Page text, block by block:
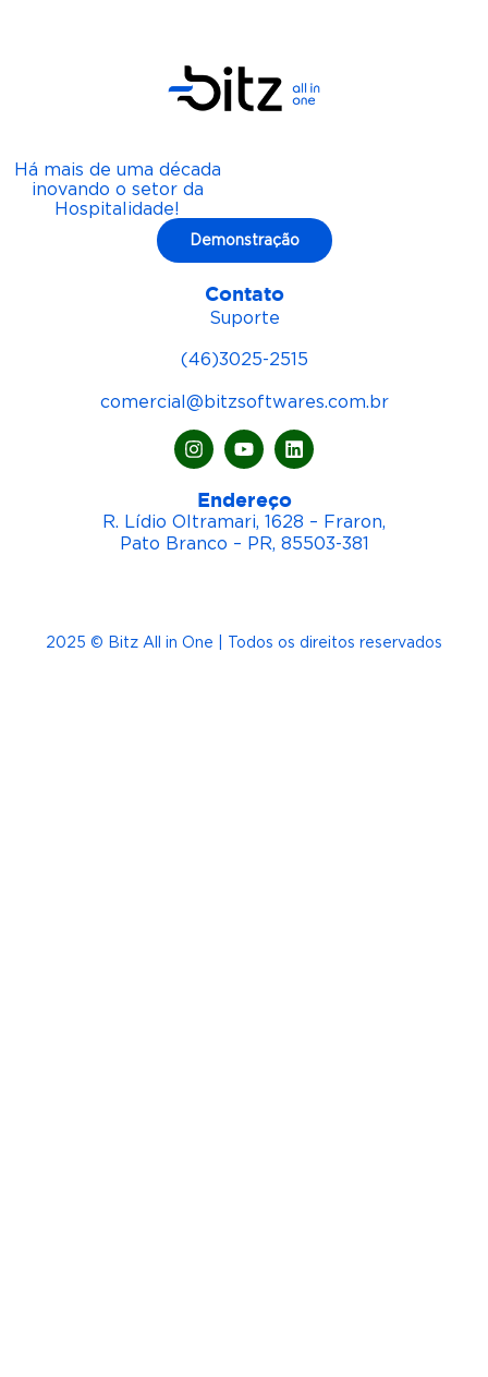
Há mais de uma década
inovando o setor da
Hospitalidade!
Demonstração
Contato
Suporte
(46)3025-2515
comercial@bitzsoftwares.com.br
Endereço
R. Lídio Oltramari, 1628 – Fraron,
Pato Branco – PR, 85503-381
2025 © Bitz All in One | Todos os direitos reservados